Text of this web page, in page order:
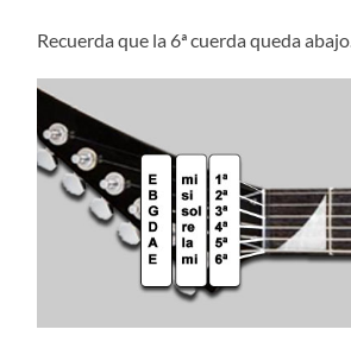
Recuerda que la 6ª cuerda queda abajo.